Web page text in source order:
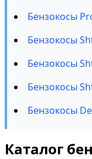
Бензокосы
Бензокосы
Бензокосы
Бензокосы
Бензокосы
Каталог